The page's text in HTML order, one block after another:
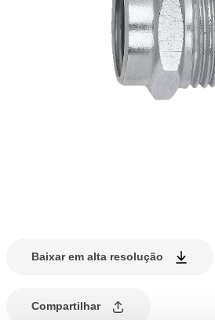
Baixar em alta resolução
Compartilhar